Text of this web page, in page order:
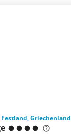
Griechenland